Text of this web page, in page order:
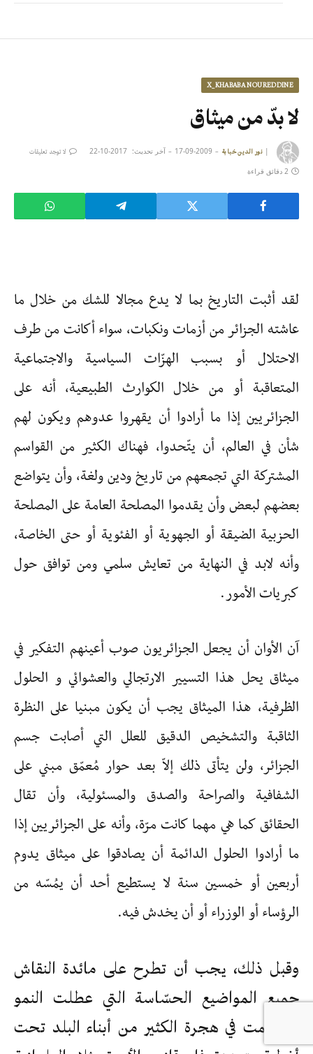
X_KHABABA NOUREDDINE
لا بدّ من ميثاق
| نور الدين خبابة 2009-09-17 آخر تحديث: 2017-10-22 لا توجد تعليقات
2 دقائق قراءة
لقد أثبت التاريخ بما لا يدع مجالا للشك من خلال ما
عاشته الجزائر من أزمات ونكبات، سواء أكانت من طرف
الاحتلال أو بسبب الهزّات السياسية والاجتماعية
المتعاقبة أو من خلال الكوارث الطبيعية، أنه على
الجزائريين إذا ما أرادوا أن يقهروا عدوهم ويكون لهم
شأن في العالم، أن يتّحدوا، فهناك الكثير من القواسم
المشتركة التي تجمعهم من تاريخ ودين ولغة، وأن يتواضع
بعضهم لبعض وأن يقدموا المصلحة العامة على المصلحة
الحزبية الضيقة أو الجهوية أو الفئوية أو حتى الخاصة،
وأنه لابد في النهاية من تعايش سلمي ومن توافق حول
كبريات الأمور.
آن الأوان أن يجعل الجزائريون صوب أعينهم التفكير في
ميثاق يحل هذا التسيير الارتجالي والعشوائي و الحلول
الظرفية، هذا الميثاق يجب أن يكون مبنيا على النظرة
الثاقبة والتشخيص الدقيق للعلل التي أصابت جسم
الجزائر، ولن يتأتى ذلك إلاّ بعد حوار مُعمّق مبني على
الشفافية والصراحة والصدق والمسئولية، وأن تقال
الحقائق كما هي مهما كانت مرّة، وأنه على الجزائريين إذا
ما أرادوا الحلول الدائمة أن يصادقوا على ميثاق يدوم
أربعين أو خمسين سنة لا يستطيع أحد أن يمُسّه من
الرؤساء أو الوزراء أو أن يخدش فيه.
وقبل ذلك، يجب أن تطرح على مائدة النقاش
جميع المواضيع الحسّاسة التي عطلت النمو
وساهمت في هجرة الكثير من أبناء البلد تحت